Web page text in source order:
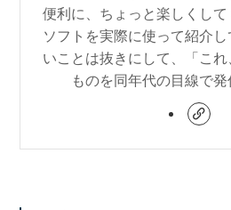
便利に、ちょっと楽しくし
ソフトを実際に使って紹介
いことは抜きにして、「こ
ものを同年代の目線で発